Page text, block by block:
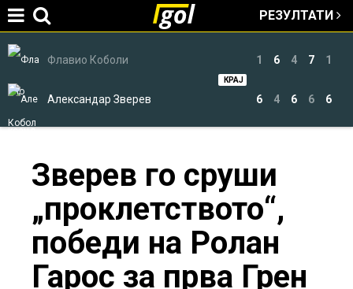
РЕЗУЛТАТИ
Флавио Коболи
Александар Зверев
1
6
7
6
4
6
6
4
1
6
КРАЈ
here
Зверев го сруши
„проклетството“,
победи на Ролан
Гарос за прва Грен